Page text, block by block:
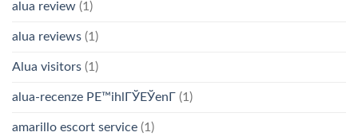
alua review (1)
alua reviews (1)
Alua visitors (1)
alua-recenze PЕ™ihlГЎЕЎenГ­ (1)
amarillo escort service (1)